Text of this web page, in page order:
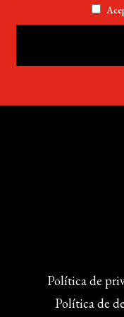
Política de
Política de